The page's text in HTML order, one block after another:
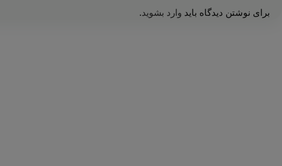
برای نوشتن دیدگاه باید وارد بشوید .